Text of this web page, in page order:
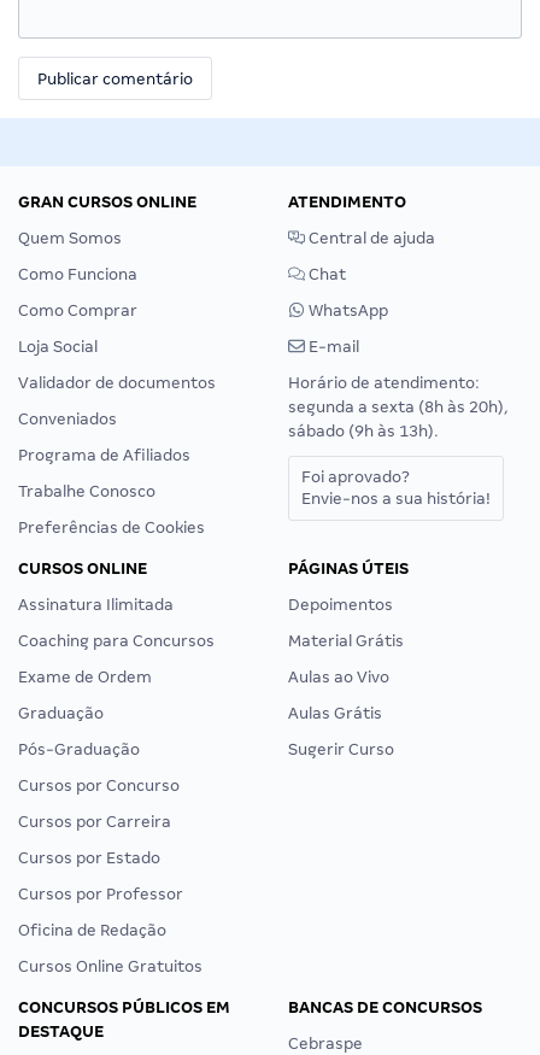
GRAN CURSOS ONLINE
Quem Somos
Como Funciona
Como Comprar
Loja Social
Validador de documentos
Conveniados
Programa de Afiliados
Trabalhe Conosco
Preferências de Cookies
ATENDIMENTO
Central de ajuda
Chat
WhatsApp
E-mail
Horário de atendimento:
segunda a sexta (8h às 20h),
sábado (9h às 13h).
Foi aprovado?
Envie-nos a sua história!
CURSOS ONLINE
Assinatura Ilimitada
Coaching para Concursos
Exame de Ordem
Graduação
Pós-Graduação
Cursos por Concurso
Cursos por Carreira
Cursos por Estado
Cursos por Professor
Oficina de Redação
Cursos Online Gratuitos
PÁGINAS ÚTEIS
Depoimentos
Material Grátis
Aulas ao Vivo
Aulas Grátis
Sugerir Curso
CONCURSOS PÚBLICOS EM
DESTAQUE
BANCAS DE CONCURSOS
Cebraspe